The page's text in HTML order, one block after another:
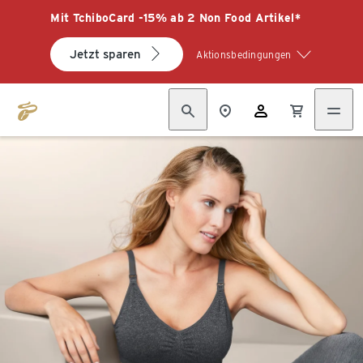
Mit TchiboCard -15% ab 2 Non Food Artikel*
Jetzt sparen Aktionsbedingungen